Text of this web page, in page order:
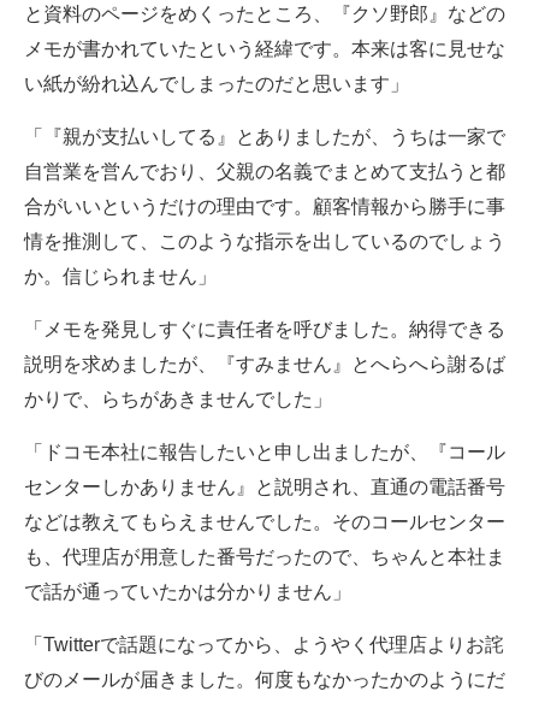
と資料のページをめくったところ、『クソ野郎』などの
メモが書かれていたという経緯です。本来は客に見せな
い紙が紛れ込んでしまったのだと思います」
「『親が支払いしてる』とありましたが、うちは一家で
自営業を営んでおり、父親の名義でまとめて支払うと都
合がいいというだけの理由です。顧客情報から勝手に事
情を推測して、このような指示を出しているのでしょう
か。信じられません」
「メモを発見しすぐに責任者を呼びました。納得できる
説明を求めましたが、『すみません』とへらへら謝るば
かりで、らちがあきませんでした」
「ドコモ本社に報告したいと申し出ましたが、『コール
センターしかありません』と説明され、直通の電話番号
などは教えてもらえませんでした。そのコールセンター
も、代理店が用意した番号だったので、ちゃんと本社ま
で話が通っていたかは分かりません」
「Twitterで話題になってから、ようやく代理店よりお詫
びのメールが届きました。何度もなかったかのようにだ